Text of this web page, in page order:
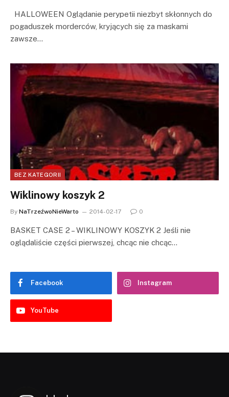
HALLOWEEN Oglądanie perypetii niezbyt skłonnych do
pogaduszek morderców, kryjących się za maskami
zawsze…
BEZ KATEGORII
Wiklinowy koszyk 2
By NaTrzeźwoNieWarto 2014-02-17 0
BASKET CASE 2 – WIKLINOWY KOSZYK 2 Jeśli nie
oglądaliście części pierwszej, chcąc nie chcąc…
Facebook Instagram
YouTube